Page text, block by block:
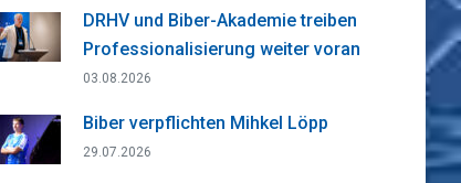
DRHV und Biber-Akademie treiben
Professionalisierung weiter voran
03.08.2026
Biber verpflichten Mihkel Löpp
29.07.2026